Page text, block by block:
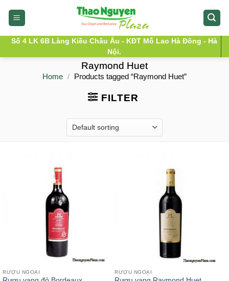
Số 4 LK 6B Làng Kiều Châu Âu - KĐT Mỗ Lao Hà Đông - Hà
Nội.
Raymond Huet
Home / Products tagged “Raymond Huet”
FILTER
RƯỢU NGOẠI RƯỢU NGOẠI